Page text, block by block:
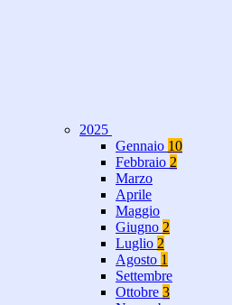
2025
Gennaio 10
Febbraio 2
Marzo
Aprile
Maggio
Giugno 2
Luglio 2
Agosto 1
Settembre
Ottobre 3